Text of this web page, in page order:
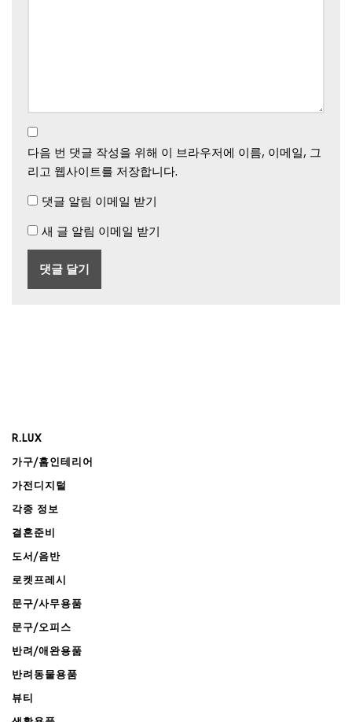
다음 번 댓글 작성을 위해 이 브라우저에 이름, 이메일, 그
리고 웹사이트를 저장합니다.
댓글 알림 이메일 받기
새 글 알림 이메일 받기
R.LUX
가구/홈인테리어
가전디지털
각종 정보
결혼준비
도서/음반
로켓프레시
문구/사무용품
문구/오피스
반려/애완용품
반려동물용품
뷰티